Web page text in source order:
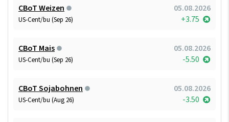
CBoT Weizen 05.08.2026
US-Cent/bu (Sep 26) +3.75
CBoT Mais 05.08.2026
US-Cent/bu (Sep 26) -5.50
CBoT Sojabohnen 05.08.2026
US-Cent/bu (Aug 26) -3.50